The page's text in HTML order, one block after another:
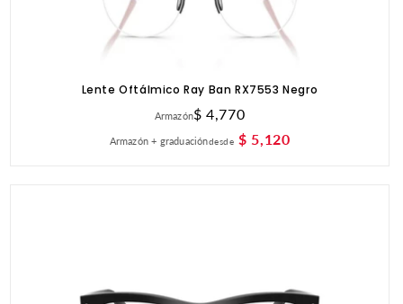
Lente Oftálmico Ray Ban RX7553 Negro
ArmazónPrecio
habitual
$ 4,770
Armazón + graduacióndesde $ 5,120